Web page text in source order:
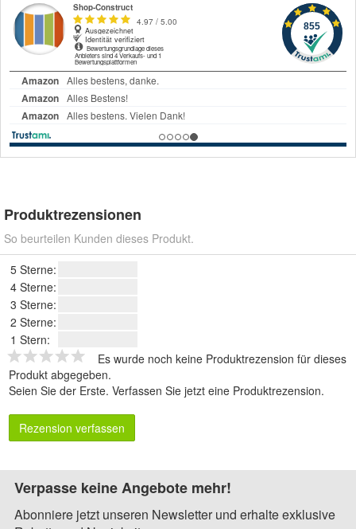
Produktrezensionen
So beurteilen Kunden dieses Produkt.
5 Sterne:
4 Sterne:
3 Sterne:
2 Sterne:
1 Stern:
Es wurde noch keine Produktrezension für dieses
Produkt abgegeben.
Seien Sie der Erste. Verfassen Sie jetzt eine Produktrezension.
Rezension verfassen
Verpasse keine Angebote mehr!
Abonniere jetzt unseren Newsletter und erhalte exklusive